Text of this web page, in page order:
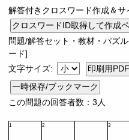
解答付きクロスワード作成＆
問題/解答セット・教材・パズ
ード]
文字サイズ:
一時保存/ブックマーク
この問題の回答者数：3人
1 2 3